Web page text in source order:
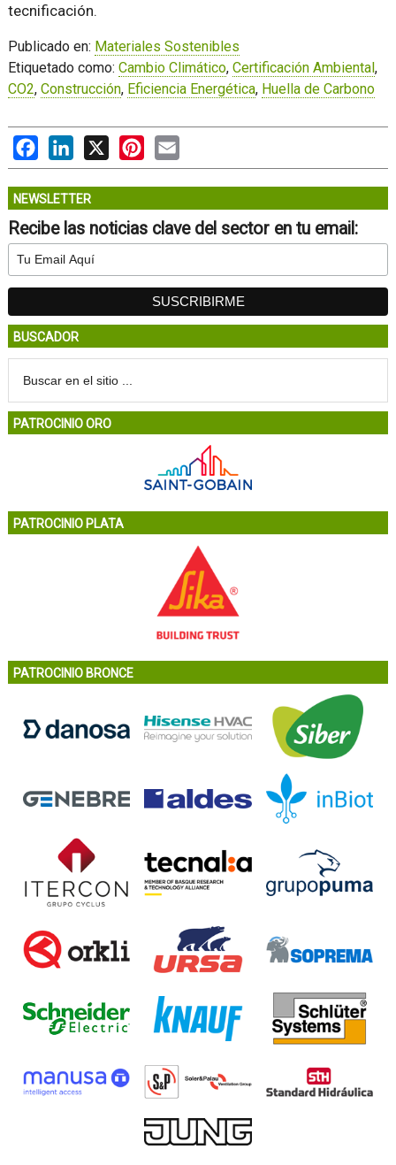
tecnificación.
Publicado en: Materiales Sostenibles
Etiquetado como: Cambio Climático, Certificación Ambiental,
CO2, Construcción, Eficiencia Energética, Huella de Carbono
FacebookLinkedIn
X PinterestEmail
NEWSLETTER
Recibe las noticias clave del sector en tu email:
BUSCADOR
PATROCINIO ORO
PATROCINIO PLATA
PATROCINIO BRONCE